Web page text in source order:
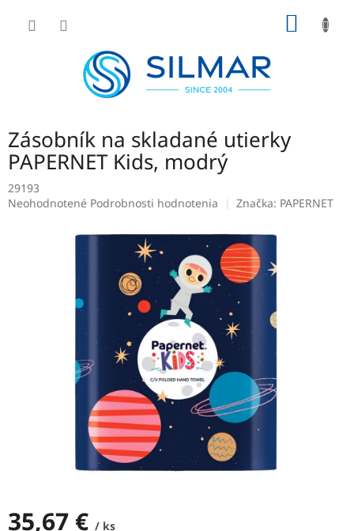
Zásobník na skladané utierky
PAPERNET Kids, modrý
29193
Priemerné
Neohodnotené Podrobnosti hodnotenia Značka: PAPERNET
35,67 € / ks